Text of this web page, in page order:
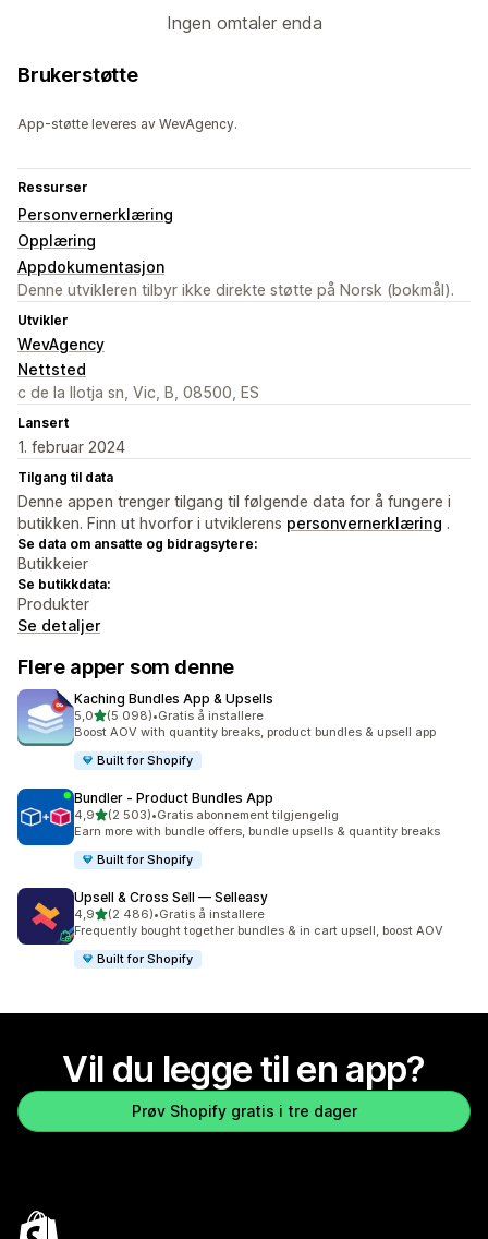
Ingen omtaler enda
Brukerstøtte
App-støtte leveres av WevAgency.
Ressurser
Personvernerklæring
Opplæring
Appdokumentasjon
Denne utvikleren tilbyr ikke direkte støtte på Norsk (bokmål).
Utvikler
WevAgency
Nettsted
c de la llotja sn, Vic, B, 08500, ES
Lansert
1. februar 2024
Tilgang til data
Denne appen trenger tilgang til følgende data for å fungere i
butikken. Finn ut hvorfor i utviklerens personvernerklæring .
Se data om ansatte og bidragsytere:
Butikkeier
Se butikkdata:
Produkter
Se detaljer
Flere apper som denne
Kaching Bundles App & Upsells
5,0av 5 stjerner
(5 098)
Totalt 5098 omtaler
•Gratis å installere
Boost AOV with quantity breaks, product bundles & upsell app
Built for Shopify
Bundler ‑ Product Bundles App
4,9av 5 stjerner
(2 503)
Totalt 2503 omtaler
•Gratis abonnement tilgjengelig
Earn more with bundle offers, bundle upsells & quantity breaks
Built for Shopify
Upsell & Cross Sell — Selleasy
4,9av 5 stjerner
(2 486)
Totalt 2486 omtaler
•Gratis å installere
Frequently bought together bundles & in cart upsell, boost AOV
Built for Shopify
Vil du legge til en app?
Prøv Shopify gratis i tre dager